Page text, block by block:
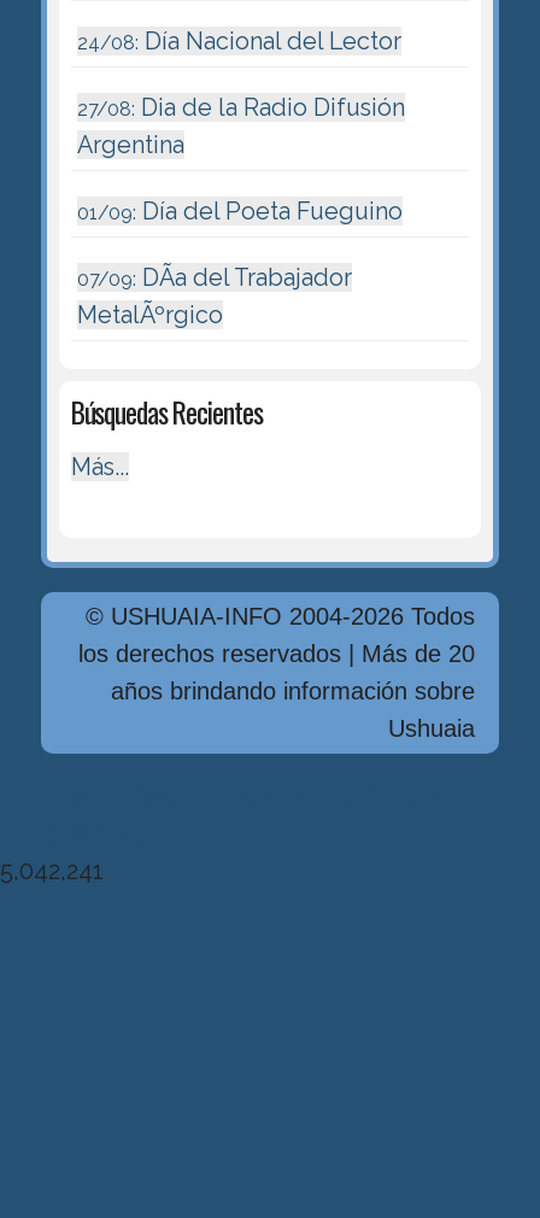
24/08: Día Nacional del Lector
27/08: Dia de la Radio Difusión
Argentina
01/09: Día del Poeta Fueguino
07/09: DÃ­a del Trabajador
MetalÃºrgico
Búsquedas Recientes
Más...
© USHUAIA-INFO 2004-2026 Todos
los derechos reservados | Más de 20
años brindando información sobre
Ushuaia
5,042,241